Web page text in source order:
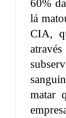
60%
lá
CIA,
matar